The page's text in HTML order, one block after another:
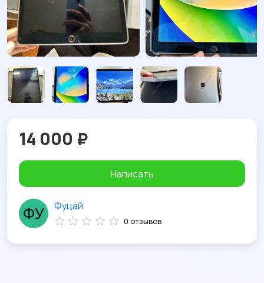
14 000 ₽
Написать
Фуцай
0 отзывов